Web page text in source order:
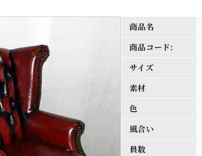
商品名
商品コード:
サイズ
素材
色
風合い
員数